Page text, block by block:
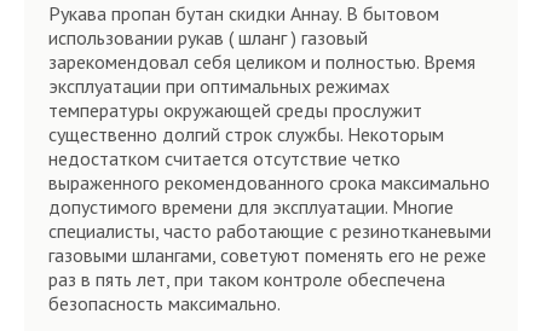
Рукава пропан бутан скидки Аннау. В бытовом
использовании рукав ( шланг ) газовый
зарекомендовал себя целиком и полностью. Время
эксплуатации при оптимальных режимах
температуры окружающей среды прослужит
существенно долгий строк службы. Некоторым
недостатком считается отсутствие четко
выраженного рекомендованного срока максимально
допустимого времени для эксплуатации. Многие
специалисты, часто работающие с резинотканевыми
газовыми шлангами, советуют поменять его не реже
раз в пять лет, при таком контроле обеспечена
безопасность максимально.